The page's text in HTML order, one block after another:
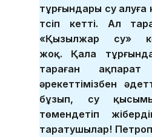
тұрғындары су алуға
түсіп кетті. Ал
«Қызылжар су»
жоқ. Қала
тараған
әрекеттімізбен
бұзып, су
төмендетіп
таратушылар!